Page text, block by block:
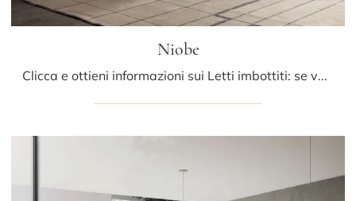
Niobe
Clicca e ottieni informazioni sui Letti imbottiti: se vuoi modelli matrimoniali design, il modello Niobe Presotto fa al caso tuo.